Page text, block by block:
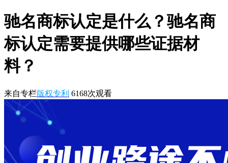
驰名商标认定是什么？驰名商
标认定需要提供哪些证据材
料？
来自专栏版权专利 6168次观看